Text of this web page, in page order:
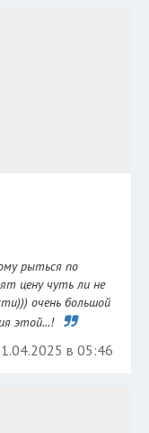
рыться по
цену чуть ли не
очень большой
этой...!
в 05:46